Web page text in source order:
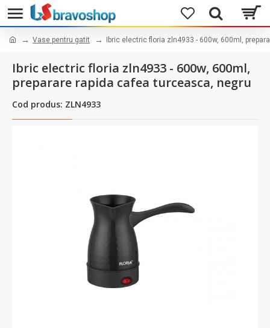
Vase pentru gatit Ibric electric floria zln4933 - 600w, 600ml,
Ibric electric floria zln4933 - 600w, 600ml,
preparare rapida cafea turceasca, negru
Cod produs: ZLN4933